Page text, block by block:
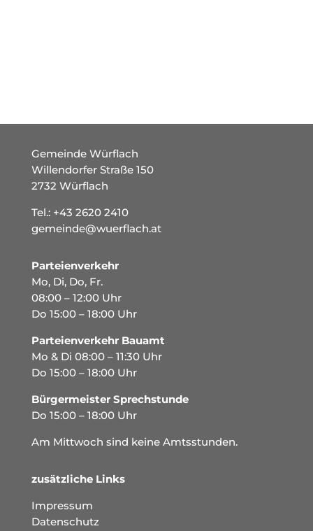
Gemeinde Würflach
Willendorfer Straße 150
2732 Würflach
Tel.: +43 2620 2410
gemeinde@wuerflach.at
Parteienverkehr
Mo, Di, Do, Fr.
08:00 – 12:00 Uhr
Do 15:00 – 18:00 Uhr
Parteienverkehr Bauamt
Mo & Di 08:00 – 11:30 Uhr
Do 15:00 – 18:00 Uhr
Bürgermeister Sprechstunde
Do 15:00 – 18:00 Uhr
Am Mittwoch sind keine Amtsstunden.
zusätzliche Links
Impressum
Datenschutz